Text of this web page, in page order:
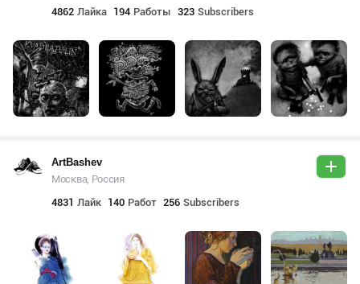
4862 Лайка 194 Работы 323 Subscribers
ArtBashev
Москва, Россия
4831 Лайк 140 Работ 256 Subscribers